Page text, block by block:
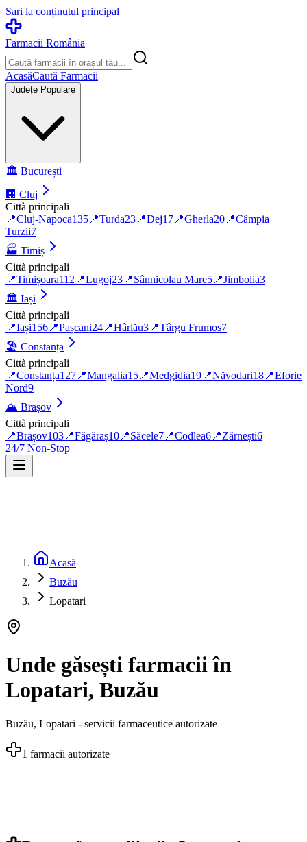
Sari la conținutul principal
Farmacii România
AcasăCaută Farmacii
Județe Populare
🏛️ București
🏢 Cluj
Città principali
📍Cluj-Napoca135 📍Turda23 📍Dej17 📍Gherla20 📍Câmpia
Turzii7
🏭 Timiș
Città principali
📍Timișoara112 📍Lugoj23 📍Sânnicolau Mare5 📍Jimbolia3
🏛️ Iași
Città principali
📍Iași156 📍Pașcani24 📍Hârlău3 📍Târgu Frumos7
🏖️ Constanța
Città principali
📍Constanța127 📍Mangalia15 📍Medgidia19 📍Năvodari18 📍Eforie
Nord9
🏔️ Brașov
Città principali
📍Brașov103 📍Făgăraș10 📍Săcele7 📍Codlea6 📍Zărnești6
24/7 Non-Stop
Acasă
Buzău
Lopatari
Unde găsești farmacii în
Lopatari, Buzău
Buzău, Lopatari - servicii farmaceutice autorizate
1 farmacii autorizate